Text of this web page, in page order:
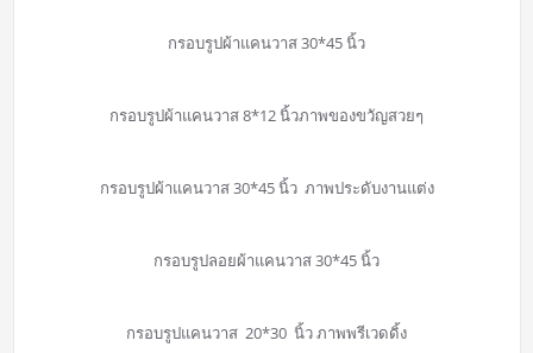
กรอบรูปผ้าแคนวาส 30*45 นิ้ว
กรอบรูปผ้าแคนวาส 8*12 นิ้วภาพของขวัญสวยๆ
กรอบรูปผ้าแคนวาส 30*45 นิ้ว ภาพประดับงานแต่ง
กรอบรูปลอยผ้าแคนวาส 30*45 นิ้ว
กรอบรูปแคนวาส 20*30 นิ้ว ภาพพรีเวดดิ้ง